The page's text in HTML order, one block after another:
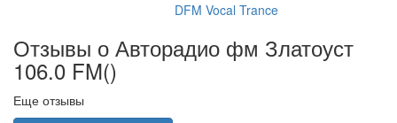
DFM Vocal Trance
Отзывы о Авторадио фм Златоуст
106.0 FM()
Еще отзывы